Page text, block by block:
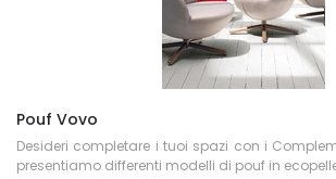
Pouf Vovo
Desideri completare i tuoi spazi con i
presentiamo differenti modelli di pouf in